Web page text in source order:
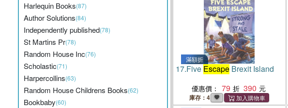
Harlequin Books(87)
Author Solutions(84)
Independently published(78)
St Martins Pr(78)
Random House Inc(76)
Scholastic(71)
Harpercollins(63)
Random House Childrens Books(62)
Bookbaby(60)
滿額折
17.Five Escape Brexit Island
優惠價： 79 390
庫存：4